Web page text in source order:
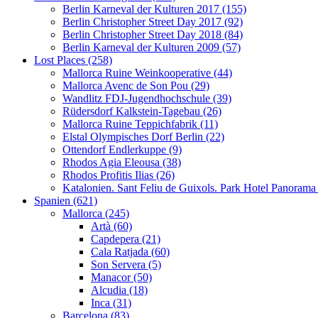
Berlin Karneval der Kulturen 2017 (155)
Berlin Christopher Street Day 2017 (92)
Berlin Christopher Street Day 2018 (84)
Berlin Karneval der Kulturen 2009 (57)
Lost Places (258)
Mallorca Ruine Weinkooperative (44)
Mallorca Avenc de Son Pou (29)
Wandlitz FDJ-Jugendhochschule (39)
Rüdersdorf Kalkstein-Tagebau (26)
Mallorca Ruine Teppichfabrik (11)
Elstal Olympisches Dorf Berlin (22)
Ottendorf Endlerkuppe (9)
Rhodos Agia Eleousa (38)
Rhodos Profitis Ilias (26)
Katalonien. Sant Feliu de Guixols. Park Hotel
Spanien (621)
Mallorca (245)
Artà (60)
Capdepera (21)
Cala Ratjada (60)
Son Servera (5)
Manacor (50)
Alcudia (18)
Inca (31)
Barcelona (83)